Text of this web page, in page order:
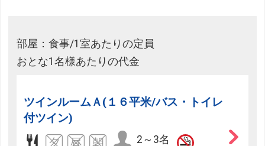
部屋：食事/1室あたりの定員
おとな1名様あたりの代金
ツインルームＡ(１６平米/バス・トイレ
付ツイン)
2～3名